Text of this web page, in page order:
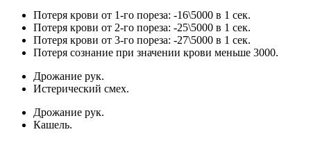
Потеря крови от 1-го пореза: -16\5000 в 1 сек.
Потеря крови от 2-го пореза: -25\5000 в 1 сек.
Потеря крови от 3-го пореза: -27\5000 в 1 сек.
Потеря сознание при значении крови меньше 3000.
Дрожание рук.
Истерический смех.
Дрожание рук.
Кашель.